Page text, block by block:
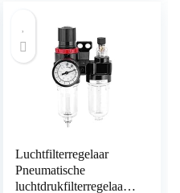
Luchtfilterregelaar
Pneumatische
luchtdrukfilterregelaar